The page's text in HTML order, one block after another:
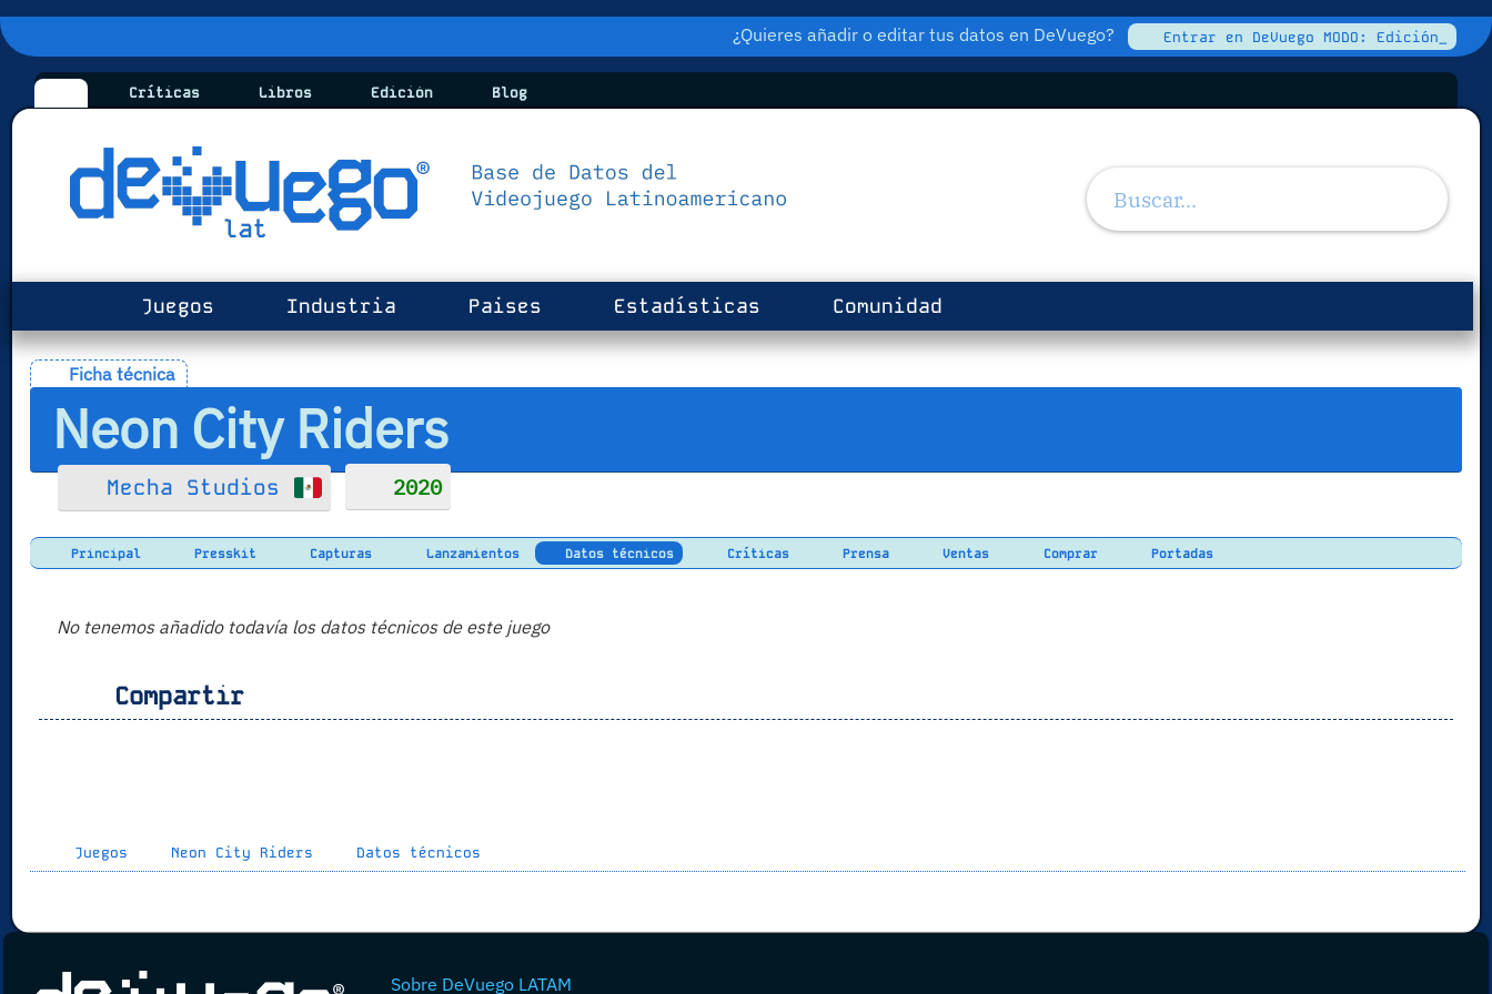
¿Quieres añadir o editar tus datos en DeVuego? Entrar en DeVuego MODO: Edición_
Críticas Libros Edición Blog
Juegos Industria Paises Estadísticas Comunidad
Ficha técnica
Neon City Riders
Mecha Studios 2020
Principal Presskit Capturas Lanzamientos Datos técnicos Críticas Prensa Ventas Comprar Portadas
No tenemos añadido todavía los datos técnicos de este juego
Compartir
Juegos Neon City Riders Datos técnicos
Sobre DeVuego LATAM